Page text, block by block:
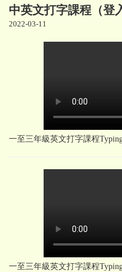
中英文打字課程（登
2022-03-11
一至三年級英文打字課程
一至三年級英文打字課程